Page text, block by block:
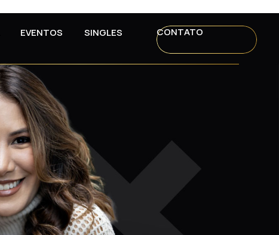
EVENTOS SINGLES CONTATO